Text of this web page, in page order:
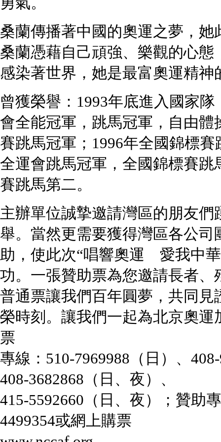
桑蘭傳播著中國的奧運之夢，
桑蘭憑藉自己頑強、樂觀的心
感染著世界，她是最富奧運精神
曾獲榮譽：1993年底進入國家
會全能冠軍，跳馬冠軍，自由體
賽跳馬冠軍；1996年全國錦標
全運會跳馬冠軍，全國錦標賽跳
賽跳馬第二。
主辦單位誠摯邀請灣區的朋友
舉。當然更需要獲得灣區各公
助，使此次“唱響奧運 愛我中
功。一張贊助票為您邀請長者
普通票讓我們百年圓夢，共同
榮時刻。讓我們一起為北京奧
票
專線：510-7969988（日）、
408-3682868（日、夜）、
415-5592660（日、夜）；贊助
4499354或網上購票